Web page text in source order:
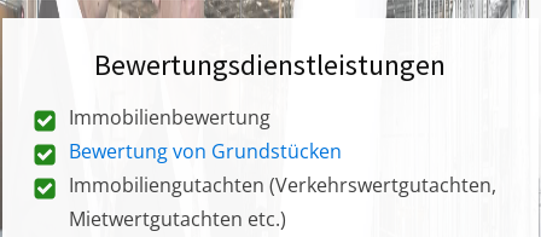
Bewertungsdienstleistungen
Immobilienbewertung
Bewertung von Grundstücken
Immobiliengutachten (Verkehrswertgutachten,
Mietwertgutachten etc.)